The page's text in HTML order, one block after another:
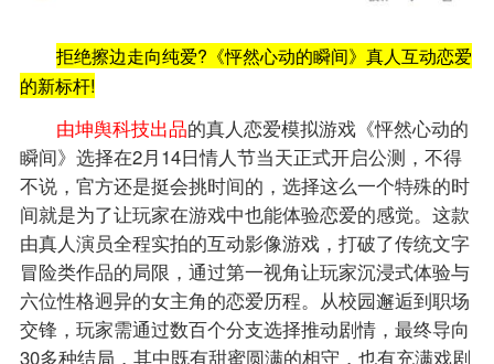
拒绝擦边走向纯爱?《怦然心动的瞬间》真人互动恋爱
的新标杆!
由坤舆科技出品的真人恋爱模拟游戏《怦然心动的
瞬间》选择在2月14日情人节当天正式开启公测，不得
不说，官方还是挺会挑时间的，选择这么一个特殊的时
间就是为了让玩家在游戏中也能体验恋爱的感觉。这款
由真人演员全程实拍的互动影像游戏，打破了传统文字
冒险类作品的局限，通过第一视角让玩家沉浸式体验与
六位性格迥异的女主角的恋爱历程。从校园邂逅到职场
交锋，玩家需通过数百个分支选择推动剧情，最终导向
30多种结局，其中既有甜蜜圆满的相守，也有充满戏剧